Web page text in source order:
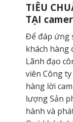
TIÊU
TẠI
Để đáp ứng
khách hàng
Lãnh đạo
viên Công
hàng lời
lượng Sản
hành và